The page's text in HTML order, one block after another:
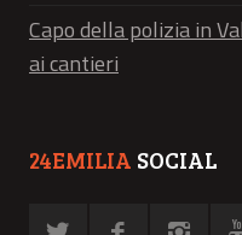
Capo della polizia in
ai cantieri
24EMILIA SOCIAL